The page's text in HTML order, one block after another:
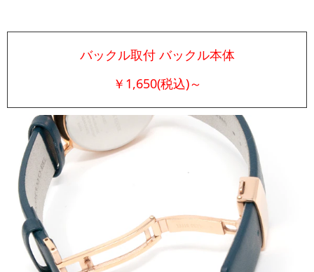
バックル取付 バックル本体
￥1,650(税込)～